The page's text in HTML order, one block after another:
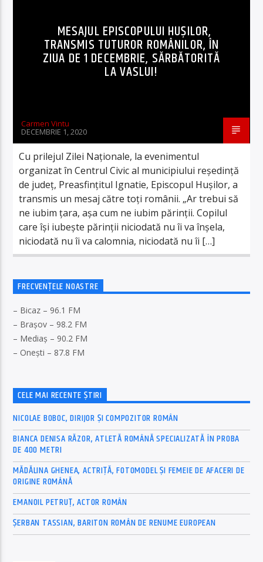
MESAJUL EPISCOPULUI HUȘILOR,
TRANSMIS TUTUROR ROMÂNILOR, ÎN
ZIUA DE 1 DECEMBRIE, SĂRBĂTORITĂ
LA VASLUI!
Carmen Vintu
DECEMBRIE 1, 2020
Cu prilejul Zilei Naționale, la evenimentul
organizat în Centrul Civic al municipiului reședință
de județ, Preasfințitul Ignatie, Episcopul Hușilor, a
transmis un mesaj către toți românii. „Ar trebui să
ne iubim țara, așa cum ne iubim părinții. Copilul
care își iubește părinții niciodată nu îi va înșela,
niciodată nu îi va calomnia, niciodată nu îi […]
FRECVENȚELE NOASTRE
– Bicaz – 96.1 FM
– Brașov – 98.2 FM
– Mediaș – 90.2 FM
– Onești – 87.8 FM
CELE MAI RECENTE ȘTIRI
NICOLAE BOBOC, DIRIJOR ȘI COMPOZITOR ROMÂN
BIANCA DENISA RĂZOR, ATLETĂ ROMÂNĂ SPECIALIZATĂ ÎN PROBA
DE 400 METRI
MĂDĂLINA GHENEA, ACTRIȚĂ, FOTOMODEL ȘI FEMEIE DE AFACERI DE
ORIGINE ROMÂNĂ
EMANOIL PETRUȚ, ACTOR ROMÂN
ȘERBAN TASSIAN, BARITON ROMÂN DE RENUME EUROPEAN